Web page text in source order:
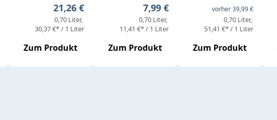
Preis: Regulärer Preis:
21,26 €
0,70 Liter
30,37 €* / 1 Liter
Zum Produkt
Regulärer Preis:
7,99 €
0,70 Liter
11,41 €* / 1 Liter
Zum Produkt
vorher 39,99 €
0,70 Liter
51,41 €* / 1 Liter
Zum Produkt